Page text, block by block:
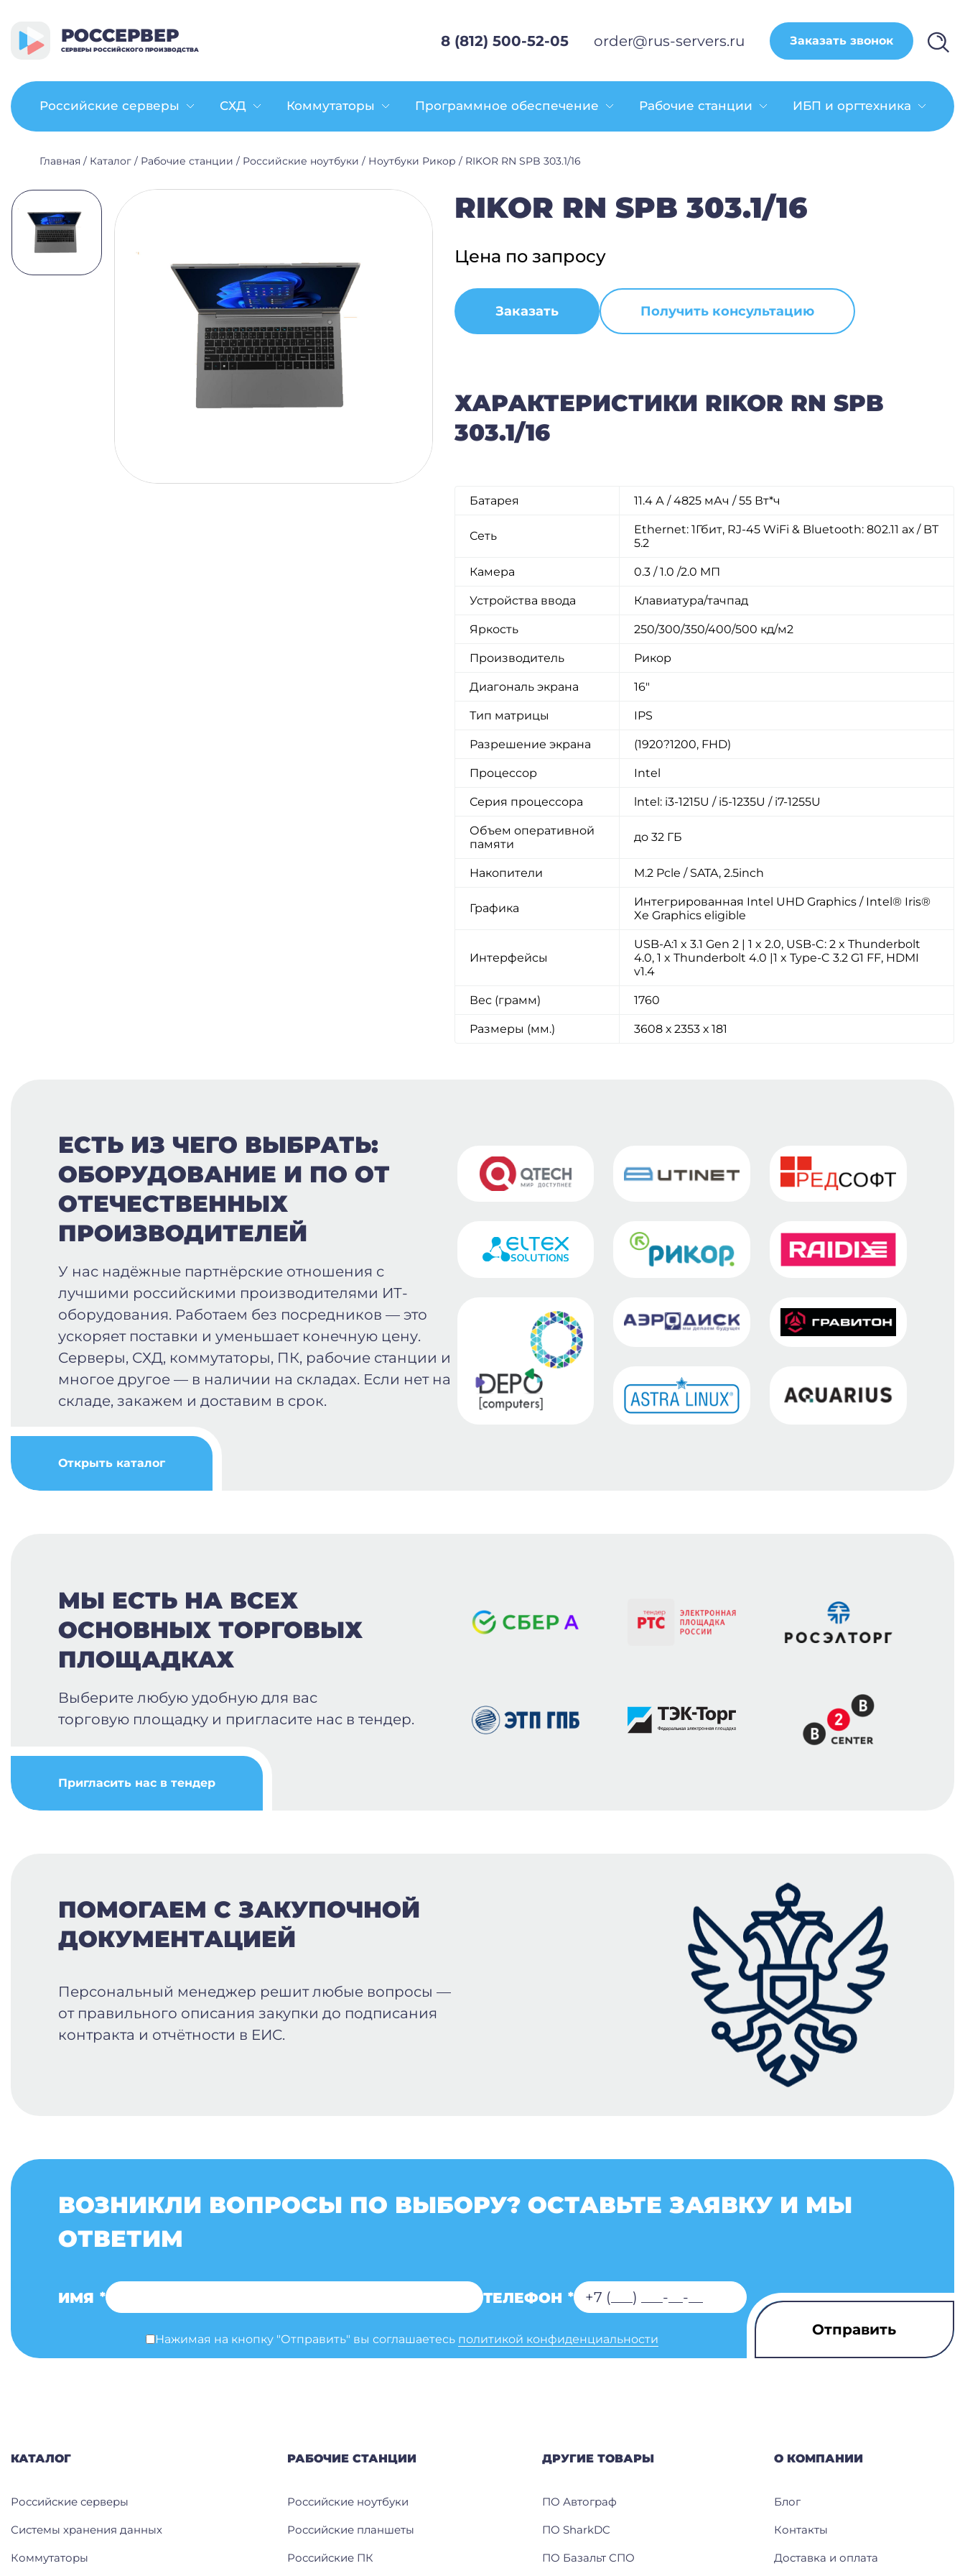
РОССЕРВЕР
СЕРВЕРЫ РОССИЙСКОГО ПРОИЗВОДСТВА 8 (812) 500-52-05 order@rus-servers.ru Заказать звонок
Российские серверы СХД Коммутаторы Программное обеспечение Рабочие станции ИБП и оргтехника
Главная / Каталог / Рабочие станции / Российские ноутбуки / Ноутбуки Рикор / RIKOR RN SPB 303.1/16
RIKOR RN SPB 303.1/16
Цена по запросу
Заказать Получить консультацию
ХАРАКТЕРИСТИКИ RIKOR RN SPB
303.1/16
Батарея 11.4 А / 4825 мАч / 55 Вт*ч
Сеть
Ethernet: 1Гбит, RJ-45 WiFi & Bluetooth: 802.11 aх / BT
5.2
Камера 0.3 / 1.0 /2.0 MП
Устройства ввода Клавиатура/тачпад
Яркость 250/300/350/400/500 кд/м2
Производитель Рикор
Диагональ экрана 16"
Тип матрицы IPS
Разрешение экрана (1920?1200, FHD)
Процессор Intel
Серия процессора lntel: i3-1215U / i5-1235U / i7-1255U
Объем оперативной
памяти
до 32 ГБ
Накопители M.2 Pcle / SATA, 2.5inch
Графика
Интегрированная Intel UHD Graphics / Intel® Iris®
Xe Graphics eligible
Интерфейсы
USB-A:1 x 3.1 Gen 2 | 1 x 2.0, USB-C: 2 x Thunderbolt
4.0, 1 x Thunderbolt 4.0 |1 x Type-C 3.2 G1 FF, HDMI
v1.4
Вес (грамм) 1760
Размеры (мм.) 3608 х 2353 х 181
ЕСТЬ ИЗ ЧЕГО ВЫБРАТЬ:
ОБОРУДОВАНИЕ И ПО ОТ
ОТЕЧЕСТВЕННЫХ
ПРОИЗВОДИТЕЛЕЙ
У нас надёжные партнёрские отношения с
лучшими российскими производителями ИТ-
оборудования. Работаем без посредников — это
ускоряет поставки и уменьшает конечную цену.
Серверы, СХД, коммутаторы, ПК, рабочие станции и
многое другое — в наличии на складах. Если нет на
складе, закажем и доставим в срок.
Открыть каталог
МЫ ЕСТЬ НА ВСЕХ
ОСНОВНЫХ ТОРГОВЫХ
ПЛОЩАДКАХ
Выберите любую удобную для вас
торговую площадку и пригласите нас в тендер.
Пригласить нас в тендер
ПОМОГАЕМ С ЗАКУПОЧНОЙ
ДОКУМЕНТАЦИЕЙ
Персональный менеджер решит любые вопросы —
от правильного описания закупки до подписания
контракта и отчётности в ЕИС.
ВОЗНИКЛИ ВОПРОСЫ ПО ВЫБОРУ? ОСТАВЬТЕ ЗАЯВКУ И МЫ
ОТВЕТИМ
ИМЯ * ТЕЛЕФОН *
Нажимая на кнопку "Отправить" вы соглашаетесь политикой конфиденциальности
КАТАЛОГ
Российские серверы
Системы хранения данных
Коммутаторы
РАБОЧИЕ СТАНЦИИ
Российские ноутбуки
Российские планшеты
Российские ПК
ДРУГИЕ ТОВАРЫ
ПО Автограф
ПО SharkDC
ПО Базальт СПО
О КОМПАНИИ
Блог
Контакты
Доставка и оплата